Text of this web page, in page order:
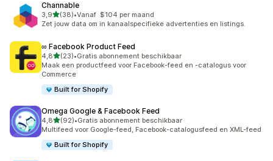
Channable
3,9van 5 sterren
(38)
38 recensies in totaal
•Vanaf $104 per maand
Zet jouw data om in kanaalspecifieke advertenties en listings.
∞ Facebook Product Feed
4,8van 5 sterren
(23)
23 recensies in totaal
•Gratis abonnement beschikbaar
Maak een productfeed voor Facebook-feed en -catalogus voor
Commerce
Built for Shopify
Omega Google & Facebook Feed
4,8van 5 sterren
(92)
92 recensies in totaal
•Gratis abonnement beschikbaar
Multifeed voor Google-feed, Facebook-catalogusfeed en XML-feed
Built for Shopify